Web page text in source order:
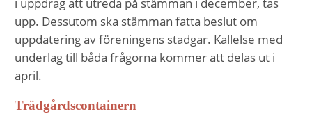
upp. Dessutom ska stämman fatta beslut om
uppdatering av föreningens stadgar. Kallelse med
underlag till båda frågorna kommer att delas ut i
april.
Trädgårdscontainern